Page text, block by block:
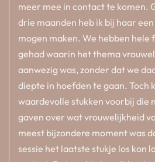
meer mee in contact te komen.
drie maanden heb ik bij haar
mogen maken. We hebben hele
gehad waarin het thema
aanwezig was, zonder dat we
diepte in hoefden te gaan. Toch
waardevolle stukken voorbij die
gaven over wat vrouwelijkheid
meest bijzondere moment was
sessie het laatste stukje los kon